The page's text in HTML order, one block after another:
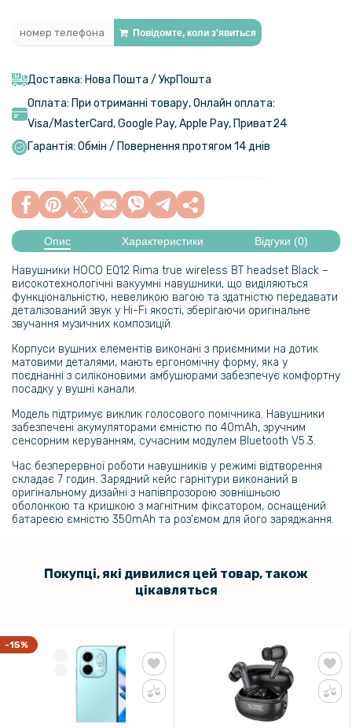
Повідомте, коли з'явиться
Доставка: Нова Пошта / УкрПошта
Оплата: При отриманні товару, Онлайн оплата:
Visa/MasterСard, Google Pay, Apple Pay, Приват24
Гарантія: Обмін / Повернення протягом 14 днів
Опис Характеристики Відгуки (0)
Навушники HOCO EQ12 Rima true wireless BT headset Black –
високотехнологічні вакуумні навушники, що виділяються
функціональністю, невеликою вагою та здатністю передавати
деталізований звук у Hi-Fi якості, зберігаючи оригінальне
звучання музичних композицій.
Корпуси вушних елементів виконані з приємними на дотик
матовими деталями, мають ергономічну форму, яка у
поєднанні з силіконовими амбушюрами забезпечує комфортну
посадку у вушні канали.
Модель підтримує виклик голосового помічника. Навушники
забезпечені акумуляторами ємністю по 40mAh, зручним
сенсорним керуванням, сучасним модулем Bluetooth V5.3.
Час безперервної роботи навушників у режимі відтворення
складає 7 годин. Зарядний кейс гарнітури виконаний в
оригінальному дизайні з напівпрозорою зовнішньою
оболонкою та кришкою з магнітним фіксатором, оснащений
батареєю ємністю 350mAh та роз'ємом для його заряджання.
Покупці, які дивилися цей товар, також
цікавляться
-15%